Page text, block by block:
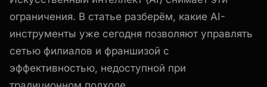
ограничения. В статье разберём, какие AI-
инструменты уже сегодня позволяют управлять
сетью филиалов и франшизой с
эффективностью, недоступной при